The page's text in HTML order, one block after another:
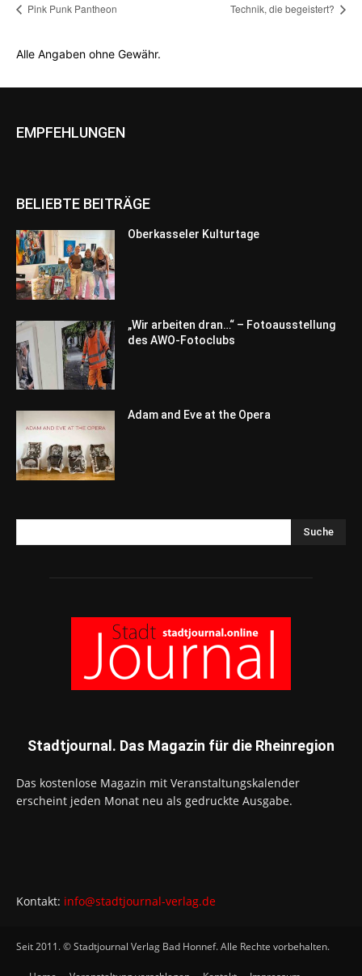
Pink Punk Pantheon Technik, die begeistert?
Alle Angaben ohne Gewähr.
EMPFEHLUNGEN
BELIEBTE BEITRÄGE
Oberkasseler Kulturtage
„Wir arbeiten dran…“ – Fotoausstellung
des AWO-Fotoclubs
Adam and Eve at the Opera
Suche
Stadtjournal. Das Magazin für die Rheinregion
Das kostenlose Magazin mit Veranstaltungskalender
erscheint jeden Monat neu als gedruckte Ausgabe.
Kontakt: info@stadtjournal-verlag.de
Seit 2011. © Stadtjournal Verlag Bad Honnef. Alle Rechte vorbehalten.